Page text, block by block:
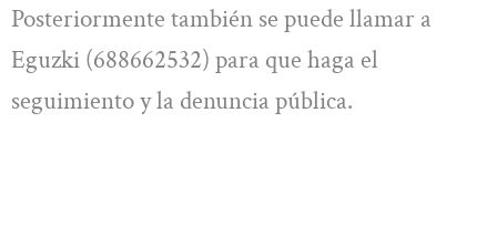
Posteriormente también se puede llamar a
Eguzki (688662532) para que haga el
seguimiento y la denuncia pública.